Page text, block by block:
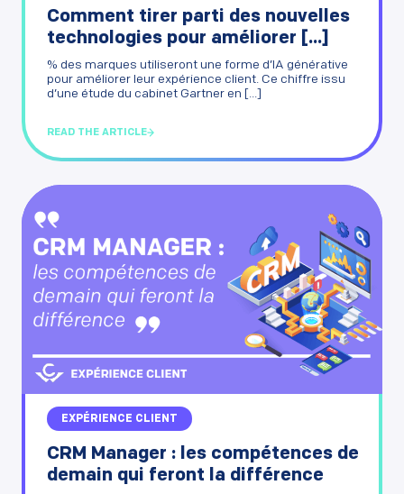
Comment tirer parti des nouvelles
technologies pour améliorer [...]
% des marques utiliseront une forme d’IA générative
pour améliorer leur expérience client. Ce chiffre issu
d’une étude du cabinet Gartner en [...]
READ THE ARTICLE
EXPÉRIENCE CLIENT
CRM Manager : les compétences de
demain qui feront la différence